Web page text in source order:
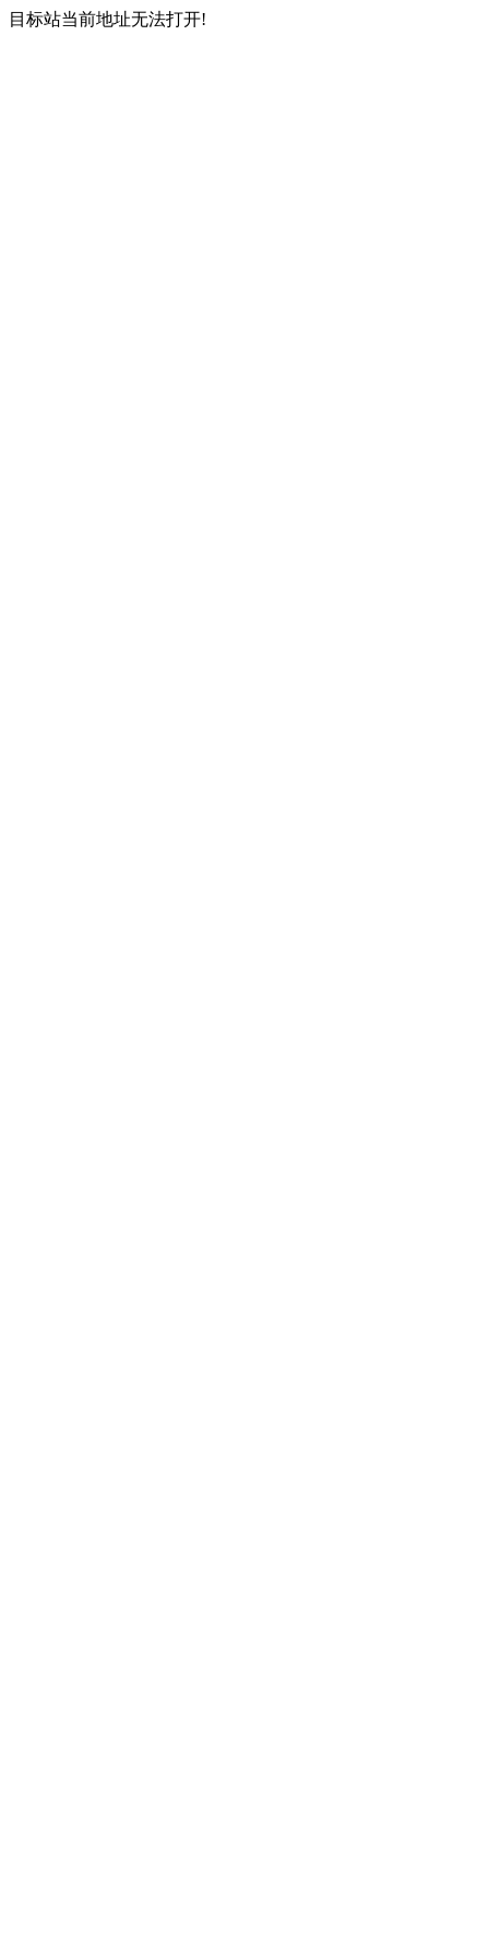
目标站当前地址无法打开!